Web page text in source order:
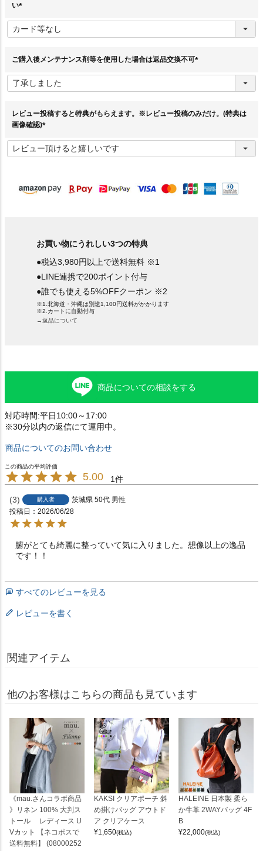
い
必
須
ご購入後メンテナンス剤等を使用した場合は返品交換不可
須
レビュー投稿すると特典がもらえます。※レビュー投稿のみだけ。(特典は
画像確認)
必
須
お買い物にうれしい3つの特典
●税込3,980円以上で送料無料 ※1
●LINE連携で200ポイント付与
●誰でも使える5%OFFクーポン ※2
※1.北海道・沖縄は別途1,100円送料がかかります
※2.カートに自動付与
→返品について
商品についての相談をする
対応時間:平日10:00～17:00
※30分以内の返信にて運用中。
商品についてのお問い合わせ
5.00 1
3 購入者 茨城県 50代 男性
投稿日
2026/06/28
腑がとても綺麗に整っていて気に入りました。想像以上の逸品
です！！
すべてのレビューを見る
レビューを書く
関連アイテム
他のお客様はこちらの商品も見ています
《mau.さんコラボ商品
》リネン 100% 大判ス
トール レディース U
Vカット 【ネコポスで
送料無料】 (08000252
KAKSI クリアポーチ 斜
め掛けバッグ アウトド
ア クリアケース
¥1,650(税込)
HALEINE 日本製 柔ら
か牛革 2WAYバッグ 4F
B
¥22,000(税込)